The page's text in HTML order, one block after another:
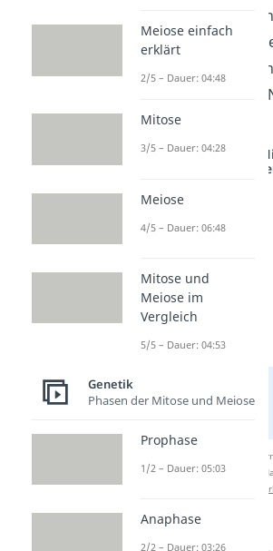
Dabei handelt es
Esterbindung,
Phosphatrest des
Ribose des
entsteht.
Studyflix vernetzt:
einem
Nach Beantwortung
Studyflix zu verbessern. Mehr
Meiose einfach
erklärt
2/5 – Dauer: 04:48
Mitose
3/5 – Dauer: 04:28
Meiose
4/5 – Dauer: 06:48
Mitose und
Meiose im
Vergleich
5/5 – Dauer: 04:53
Genetik
Phasen der Mitose und Meiose
Prophase
1/2 – Dauer: 05:03
Anaphase
2/2 – Dauer: 03:26